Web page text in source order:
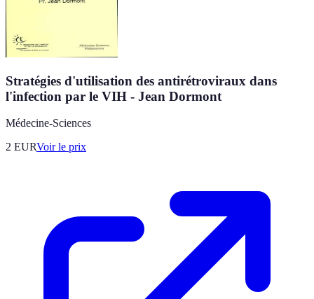
Stratégies d'utilisation des antirétroviraux dans
l'infection par le VIH - Jean Dormont
Médecine-Sciences
2 EURVoir le prix